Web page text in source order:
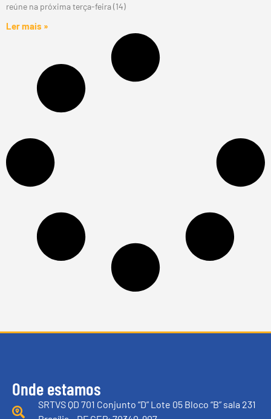
reúne na próxima terça-feira (14)
Ler mais »
Onde estamos
SRTVS QD 701 Conjunto “D” Lote 05 Bloco “B” sala 231